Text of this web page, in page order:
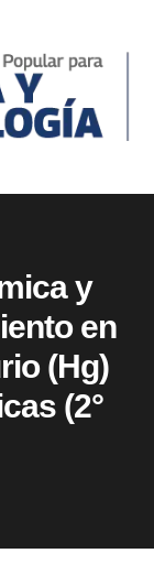
y
en
(Hg)
(2°